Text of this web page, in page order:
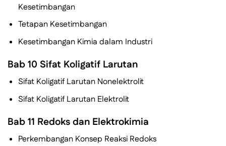
Kesetimbangan
Tetapan Kesetimbangan
Kesetimbangan Kimia dalam Industri
Bab 10 Sifat Koligatif Larutan
Sifat Koligatif Larutan Nonelektrolit
Sifat Koligatif Larutan Elektrolit
Bab 11 Redoks dan Elektrokimia
Perkembangan Konsep Reaksi Redoks